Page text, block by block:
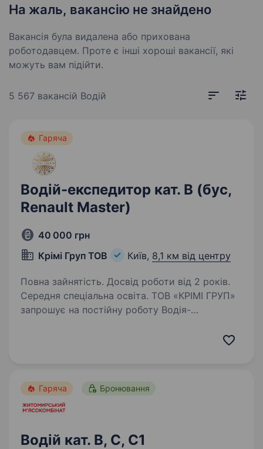
На жаль, вакансію не знайдено
Вакансія була видалена або прихована
роботодавцем. Проте є інші хороші вакансії, які
можуть вам підійти.
5 567 вакансій Водій
Гаряча
Водій-експедитор кат. В (бус,
Renault Master)
40 000 грн
Крімі Груп ТОВ
Київ, 8,1 км від центру
Повна зайнятість. Досвід роботи від 2 років.
Середня спеціальна освіта. ТОВ «КРІМІ ГРУП»
запрошує на постiйну роботу Водія-
спеціалізується на виробництві та продажу
одноразового…
Гаряча Бронювання
Водій кат. В, С, С1